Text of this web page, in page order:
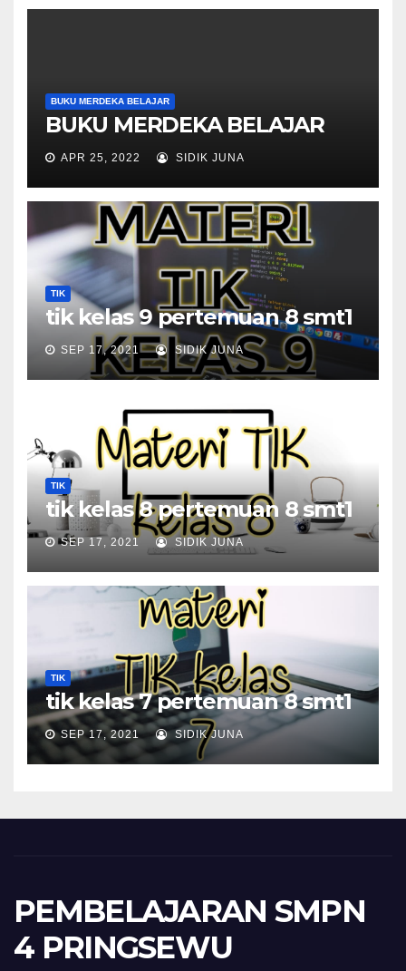
BUKU MERDEKA BELAJAR
BUKU MERDEKA BELAJAR
APR 25, 2022 SIDIK JUNA
TIK
tik kelas 9 pertemuan 8 smt1
SEP 17, 2021 SIDIK JUNA
TIK
tik kelas 8 pertemuan 8 smt1
SEP 17, 2021 SIDIK JUNA
TIK
tik kelas 7 pertemuan 8 smt1
SEP 17, 2021 SIDIK JUNA
PEMBELAJARAN SMPN
4 PRINGSEWU